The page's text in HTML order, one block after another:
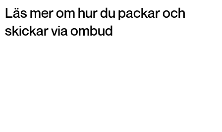
Läs mer om hur du packar och
skickar via ombud